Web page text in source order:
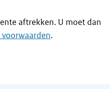
aftrekken. U moet dan
.